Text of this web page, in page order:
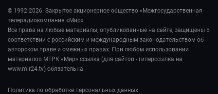
Сад и огород
Предварительный диагноз
Пять причин поехать в...
© 1992-2026. Закрытое акционерное общество «Межгосударственная
телерадиокомпания «Мир»
Все права на любые материалы, опубликованные на сайте, защищены в
соответствии с российским и международным законодательством об
авторском праве и смежных правах. При любом использовании
материалов МТРК «Мир» ссылка (для сайтов - гиперссылка на
www.mir24.tv) обязательна.
Политика по обработке персональных данных